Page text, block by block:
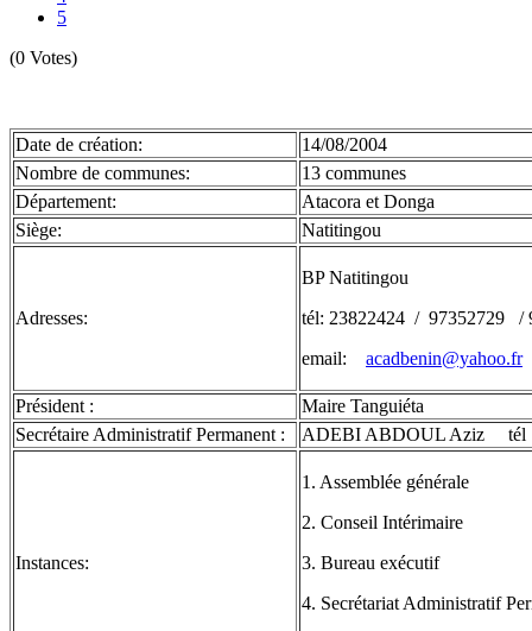
5
(0 Votes)
Date de création:
14/08/2004
Nombre de communes:
13 communes
Département:
Atacora et Donga
Siège:
Natitingou
Adresses:
BP Natitingou
tél: 23822424 / 97352729 /
email: acadbenin@yahoo.fr
Président :
Maire Tanguiéta
Secrétaire Administratif Permanent :
ADEBI ABDOUL Aziz tél
Instances:
1. Assemblée générale
2. Conseil Intérimaire
3. Bureau exécutif
4. Secrétariat Administratif